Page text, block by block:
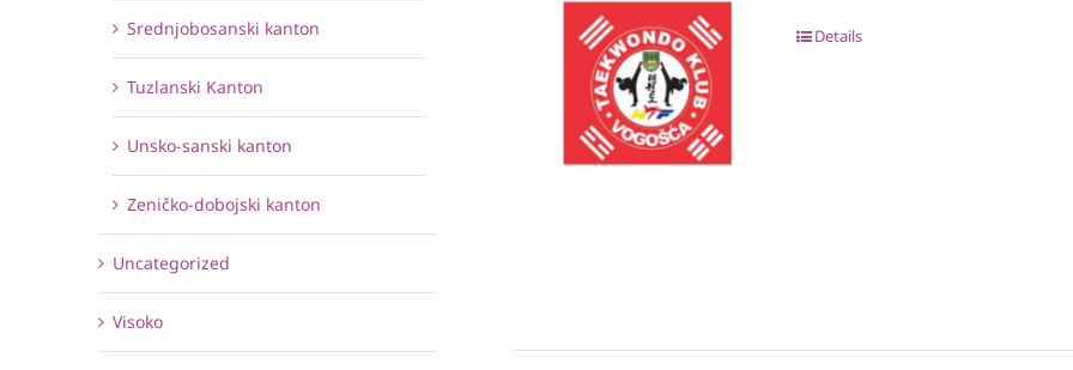
Details
Srednjobosanski kanton
Tuzlanski Kanton
Unsko-sanski kanton
Zeničko-dobojski kanton
Uncategorized
Visoko